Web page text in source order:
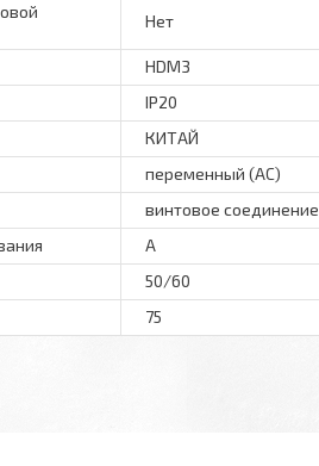
Нет
HDM3
IP20
КИТАЙ
переменный (АС)
винтовое соединение
A
50/60
75